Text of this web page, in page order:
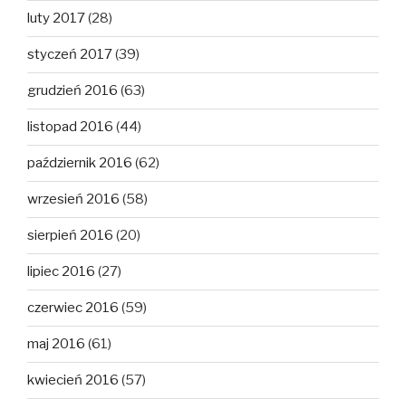
luty 2017(28)
styczeń 2017(39)
grudzień 2016 (63)
listopad 2016 (44)
październik 2016 (62)
wrzesień 2016 (58)
sierpień 2016 (20)
lipiec 2016 (27)
czerwiec 2016 (59)
maj 2016 (61)
kwiecień 2016 (57)